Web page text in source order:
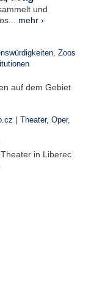
und
mehr ›
, Zoos
auf dem Gebiet
| Theater, Oper,
in Liberec